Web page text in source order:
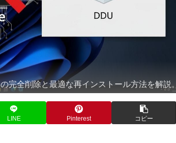
完全削除と最適な再インストール方法を解説。
LINE Pinterest コピー